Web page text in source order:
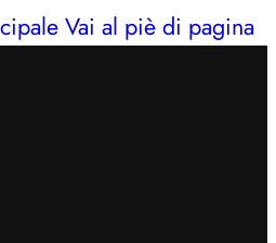
Vai al piè di pagina